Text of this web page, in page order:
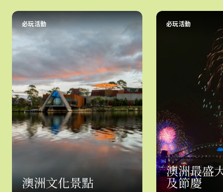
必玩活動
澳洲文化景點
必玩活動
澳洲最盛
及節慶